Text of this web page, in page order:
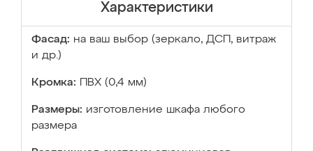
Характеристики
Фасад: на ваш выбор (зеркало, ДСП, витраж
и др.)
Кромка: ПВХ (0,4 мм)
Размеры: изготовление шкафа любого
размера